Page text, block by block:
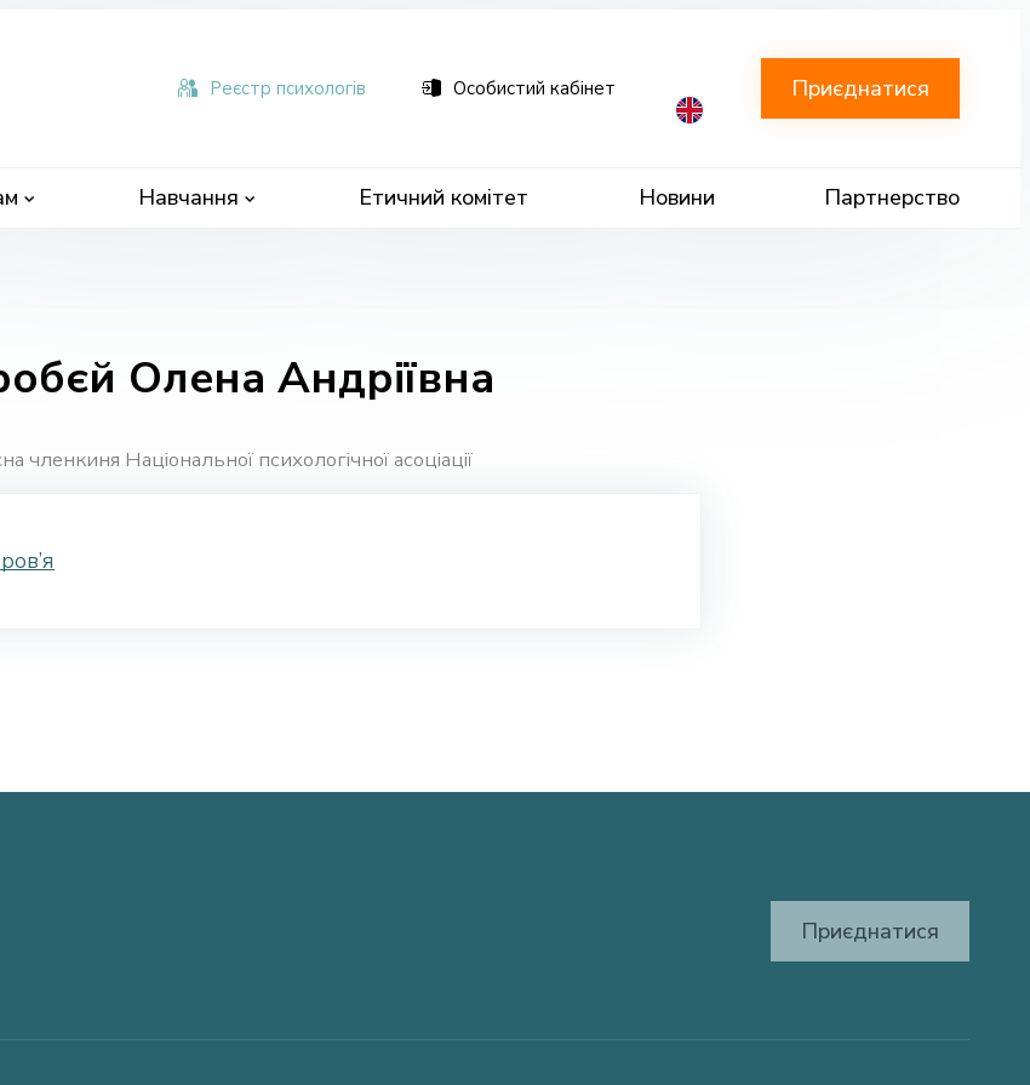
Навчання Етичний комітет Новини Партнерство
Реєстр психологів Особистий кабінет Приєднатися
Олена Андріївна
членкиня Національної психологічної асоціації
Приєднатися